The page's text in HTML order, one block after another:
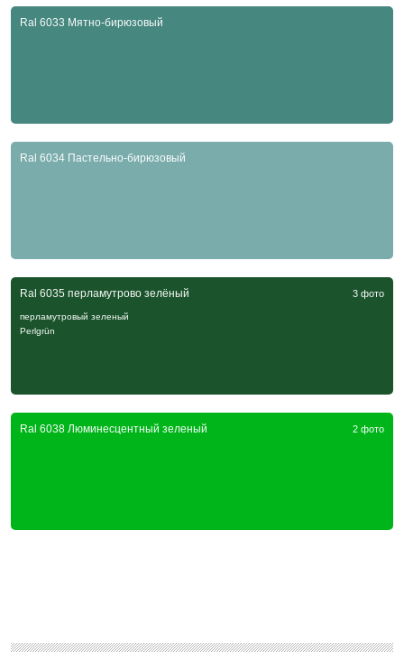
Ral 6033 Мятно-бирюзовый
Ral 6034 Пастельно-бирюзовый
Ral 6035 перламутрово зелёный 3 фото
перламутровый зеленый
Perlgrün
Ral 6038 Люминесцентный зеленый 2 фото